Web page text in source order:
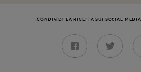
CONDIVIDI LA RICETTA SUI SOCIAL MEDIA